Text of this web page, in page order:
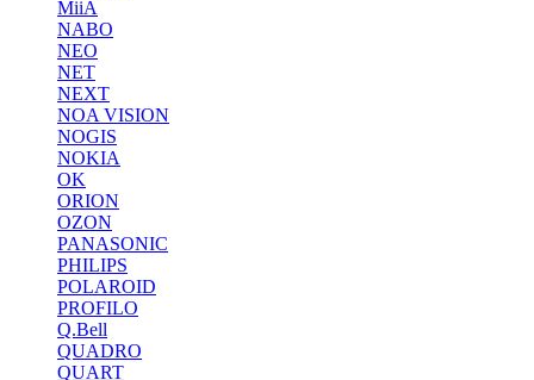
MiiA
NABO
NEO
NET
NEXT
NOA VISION
NOGIS
NOKIA
OK
ORION
OZON
PANASONIC
PHILIPS
POLAROID
PROFILO
Q.Bell
QUADRO
QUART